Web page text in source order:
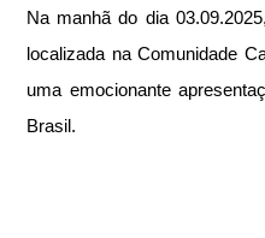
Na manhã do dia
localizada na Comunidade
uma emocionante
Brasil.